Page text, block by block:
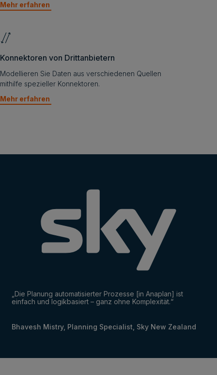
Mehr erfahren
Konnektoren von Drittanbietern
Modellieren Sie Daten aus verschiedenen Quellen
mithilfe spezieller Konnektoren.
Mehr erfahren
„Die Planung automatisierter Prozesse [in Anaplan] ist
einfach und logikbasiert – ganz ohne Komplexität.“
Bhavesh Mistry, Planning Specialist, Sky New Zealand